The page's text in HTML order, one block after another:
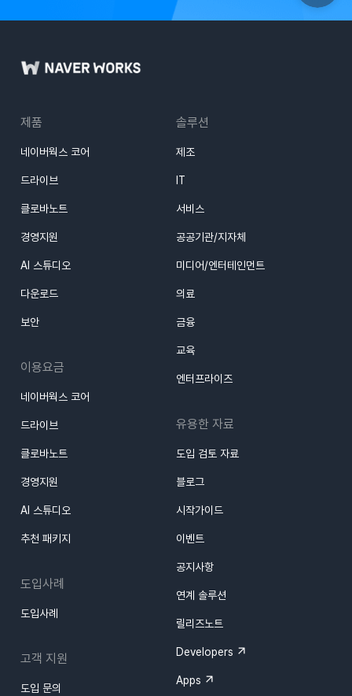
제품
네이버웍스 코어
드라이브
클로바노트
경영지원
AI 스튜디오
다운로드
보안
이용요금
네이버웍스 코어
드라이브
클로바노트
경영지원
AI 스튜디오
추천 패키지
도입사례
도입사례
고객 지원
도입 문의
솔루션
제조
IT
서비스
공공기관/지자체
미디어/엔터테인먼트
의료
금융
교육
엔터프라이즈
유용한 자료
도입 검토 자료
블로그
시작가이드
이벤트
공지사항
연계 솔루션
릴리즈노트
Developers
Apps